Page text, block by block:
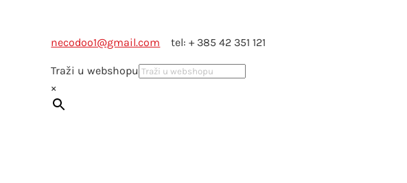
necodoo1@gmail.com tel: + 385 42 351 121
Traži u webshopu
×